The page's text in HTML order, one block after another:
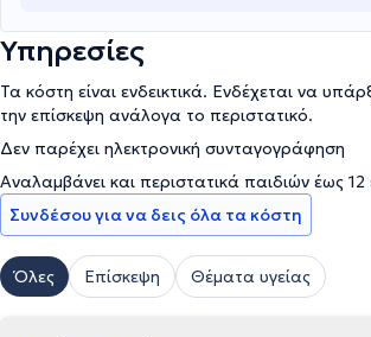
Υπηρεσίες
Τα κόστη είναι ενδεικτικά. Ενδέχεται να
την επίσκεψη ανάλογα το περιστατικό.
Δεν παρέχει ηλεκτρονική συνταγογράφηση
Αναλαμβάνει και περιστατικά παιδιών έως 12
Συνδέσου για να δεις όλα τα κόστη
Όλες Επίσκεψη Θέματα υγείας